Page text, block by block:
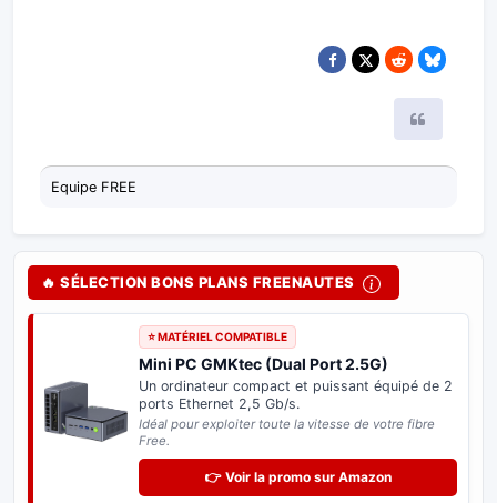
Equipe FREE
🔥 SÉLECTION BONS PLANS FREENAUTES
⭐ MATÉRIEL COMPATIBLE
Mini PC GMKtec (Dual Port 2.5G)
Un ordinateur compact et puissant équipé de 2
ports Ethernet 2,5 Gb/s.
Idéal pour exploiter toute la vitesse de votre fibre
Free.
👉 Voir la promo sur Amazon